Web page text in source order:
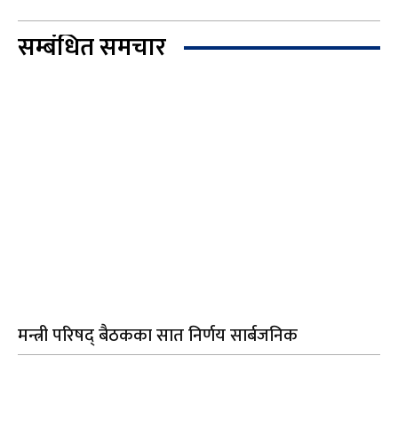
सम्बंधित समचार
मन्त्री परिषद् बैठकका सात निर्णय सार्बजनिक